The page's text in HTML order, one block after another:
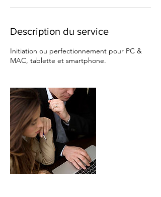
Description du service
Initiation ou perfectionnement pour PC &
MAC, tablette et smartphone.